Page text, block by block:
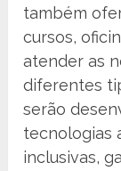
também
cursos,
atender as
diferentes
serão
tecnologias
inclusivas,